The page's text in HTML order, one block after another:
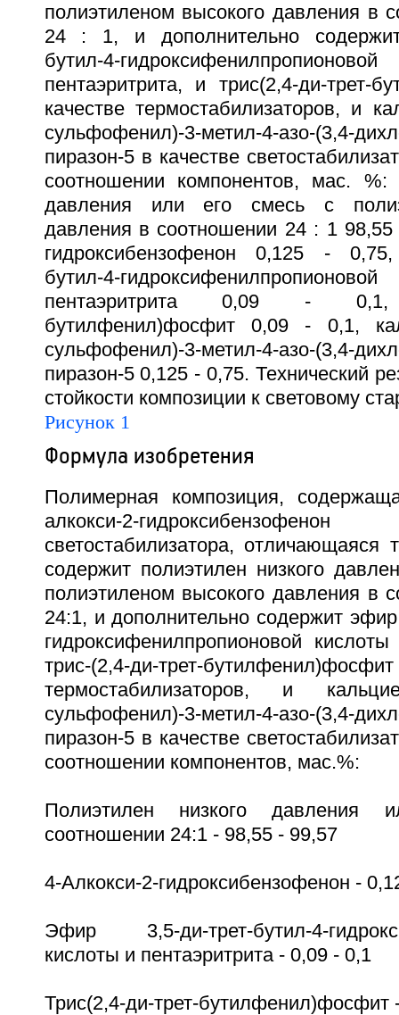
полиэтиленом высокого давления в
24 : 1, и дополнительно
бутил-4-
пентаэритрита, и трис(2,4-ди-трет-
качестве термостабилизаторов, и
сульфофенил)-3-метил-4-азо-(3,4-
пиразон-5 в качестве
соотношении компонентов, мас. %:
давления или его смесь с
давления в соотношении 24 : 1 98,55
гидроксибензофенон 0,125 -
бутил-4-
пентаэритрита 0,09 - 0,1,
бутилфенил)фосфит 0,09 - 0,1,
сульфофенил)-3-метил-4-азо-(3,4-
пиразон-5 0,125 - 0,75. Технический
стойкости композиции к световому
Рисунок 1
Формула изобретения
Полимерная композиция,
алкокси-2-
светостабилизатора, отличающаяся
содержит полиэтилен низкого
полиэтиленом высокого давления в
24:1, и дополнительно содержит
гидроксифенилпропионовой
трис-(2,4-ди-трет-
термостабилизаторов, и
сульфофенил)-3-метил-4-азо-(3,4-
пиразон-5 в качестве
соотношении компонентов, мас.%:
Полиэтилен низкого
соотношении 24:1 - 98,55 - 99,57
4-Алкокси-2-гидроксибензофенон -
Эфир 3,5-ди-трет-бутил-4-
кислоты и пентаэритрита - 0,09 - 0,1
Трис(2,4-ди-трет-бутилфенил)фосфит